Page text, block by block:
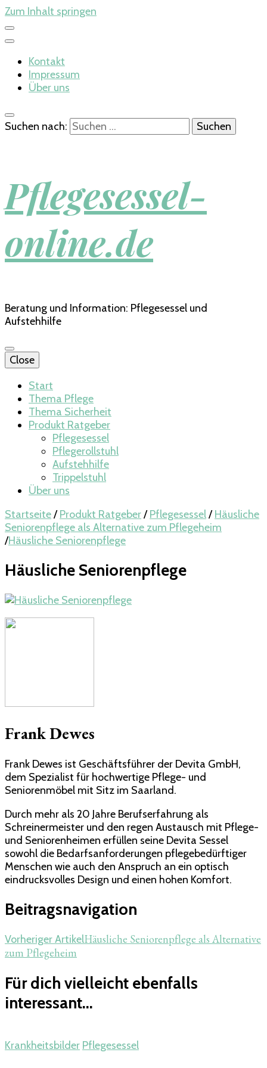
Zum Inhalt springen
Kontakt
Impressum
Über uns
Suchen nach:
Pflegesessel-
online.de
Beratung und Information: Pflegesessel und
Aufstehhilfe
Close
Start
Thema Pflege
Thema Sicherheit
Produkt Ratgeber
Pflegesessel
Pflegerollstuhl
Aufstehhilfe
Trippelstuhl
Über uns
Startseite/ Produkt Ratgeber/ Pflegesessel/ Häusliche
Seniorenpflege als Alternative zum Pflegeheim
/Häusliche Seniorenpflege
Häusliche Seniorenpflege
Frank Dewes
Frank Dewes ist Geschäftsführer der Devita GmbH,
dem Spezialist für hochwertige Pflege- und
Seniorenmöbel mit Sitz im Saarland.
Durch mehr als 20 Jahre Berufserfahrung als
Schreinermeister und den regen Austausch mit Pflege-
und Seniorenheimen erfüllen seine Devita Sessel
sowohl die Bedarfsanforderungen pflegebedürftiger
Menschen wie auch den Anspruch an ein optisch
eindrucksvolles Design und einen hohen Komfort.
Beitragsnavigation
Vorheriger ArtikelHäusliche Seniorenpflege als Alternative
zum Pflegeheim
Für dich vielleicht ebenfalls
interessant...
Krankheitsbilder Pflegesessel